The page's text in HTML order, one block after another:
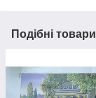
Подібні